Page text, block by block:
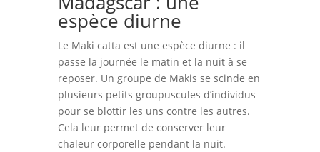
espèce diurne
Le Maki catta est une espèce diurne : il
passe la journée le matin et la nuit à se
reposer. Un groupe de Makis se scinde en
plusieurs petits groupuscules d’individus
pour se blottir les uns contre les autres.
Cela leur permet de conserver leur
chaleur corporelle pendant la nuit.